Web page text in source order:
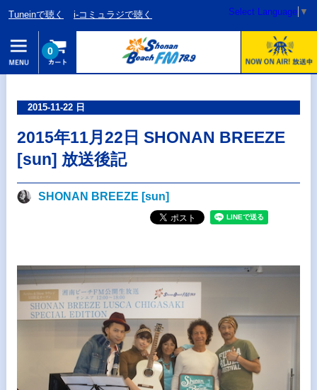
Tuneinで聴く i-コミュラジで聴く Select Language ▼
0
2015-11-22 日
2015年11月22日 SHONAN BREEZE
[sun] 放送後記
SHONAN BREEZE [sun]